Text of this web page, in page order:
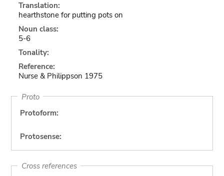
Translation:
hearthstone for putting pots on
Noun class:
5-6
Tonality:
Reference:
Nurse & Philippson 1975
Proto
Protoform:
Protosense:
Cross references